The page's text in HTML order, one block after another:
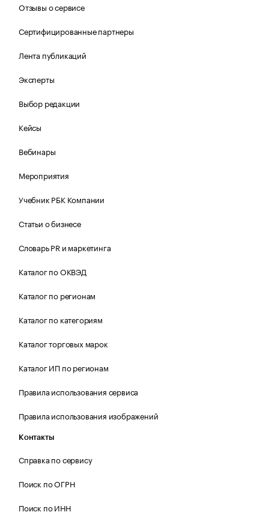
Отзывы о сервисе
Сертифицированные партнеры
Лента публикаций
Эксперты
Выбор редакции
Кейсы
Вебинары
Мероприятия
Учебник РБК Компании
Статьи о бизнесе
Словарь PR и маркетинга
Каталог по ОКВЭД
Каталог по регионам
Каталог по категориям
Каталог торговых марок
Каталог ИП по регионам
Правила использования сервиса
Правила использования изображений
Контакты
Справка по сервису
Поиск по ОГРН
Поиск по ИНН